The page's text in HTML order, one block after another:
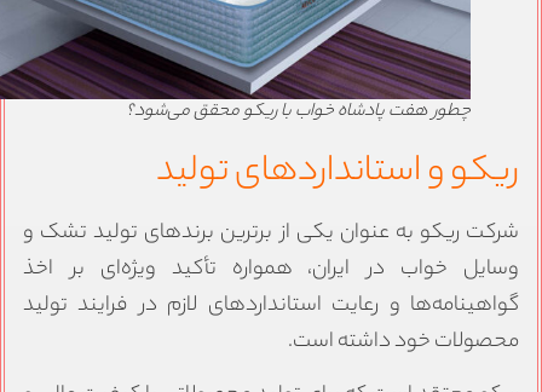
چطور هفت پادشاه خواب با ریکو محقق می‌شود؟
و استانداردهای تولید
ریکو به عنوان یکی از برترین برندهای تولید تشک و
خواب در ایران، همواره تأکید ویژه‌ای بر اخذ
و رعایت استانداردهای لازم در فرایند تولید
خود داشته است.